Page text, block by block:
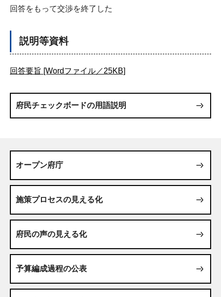
回答をもって交渉を終了した
説明等資料
回答要旨 [Wordファイル／25KB]
府民チェックボードの用語説明
オープン府庁
施策プロセスの見える化
府民の声の見える化
予算編成過程の公表